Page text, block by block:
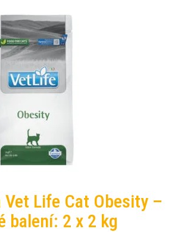
Vet Life Cat Obesity –
balení: 2 x 2 kg